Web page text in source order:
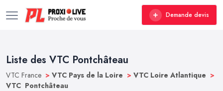
Demande devis
Liste des VTC Pontchâteau
VTC France > VTC Pays de la Loire > VTC Loire Atlantique >
VTC Pontchâteau